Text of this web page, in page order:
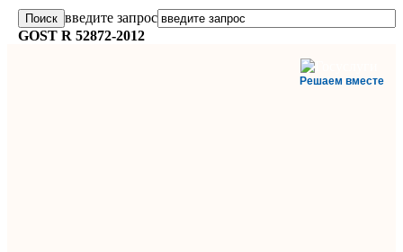
введите запрос
GOST R 52872-2012
Решаем вместе